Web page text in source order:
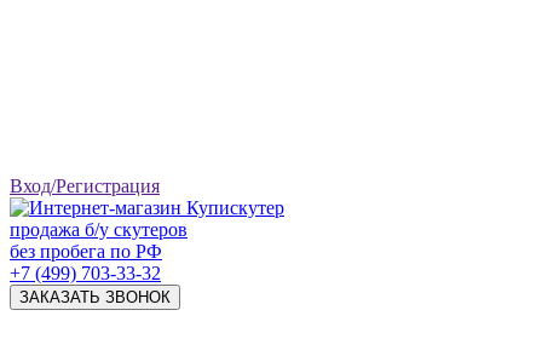
Вход/Регистрация
продажа б/у скутеров
без пробега по РФ
+7 (499) 703-33-32
ЗАКАЗАТЬ ЗВОНОК